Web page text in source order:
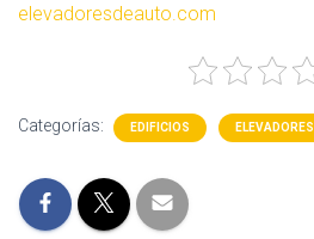
elevadoresdeauto.com
Categorías: EDIFICIOS ELEVADORES